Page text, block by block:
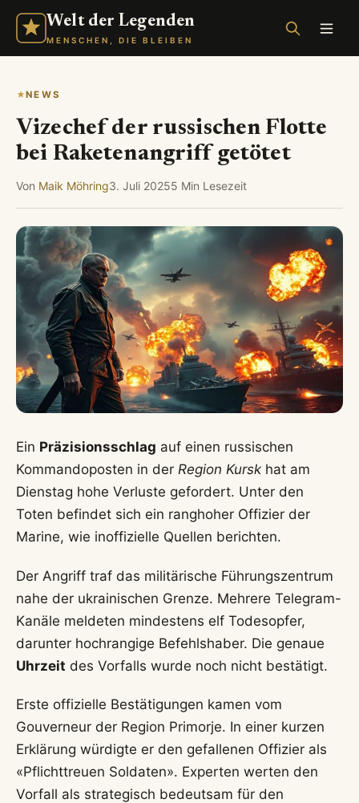
Welt der Legenden
MENSCHEN, DIE BLEIBEN
NEWS
Vizechef der russischen Flotte
bei Raketenangriff getötet
Von Maik Möhring3. Juli 20255 Min Lesezeit
Ein Präzisionsschlag auf einen russischen
Kommandoposten in der Region Kursk hat am
Dienstag hohe Verluste gefordert. Unter den
Toten befindet sich ein ranghoher Offizier der
Marine, wie inoffizielle Quellen berichten.
Der Angriff traf das militärische Führungszentrum
nahe der ukrainischen Grenze. Mehrere Telegram-
Kanäle meldeten mindestens elf Todesopfer,
darunter hochrangige Befehlshaber. Die genaue
Uhrzeit des Vorfalls wurde noch nicht bestätigt.
Erste offizielle Bestätigungen kamen vom
Gouverneur der Region Primorje. In einer kurzen
Erklärung würdigte er den gefallenen Offizier als
«Pflichttreuen Soldaten». Experten werten den
Vorfall als strategisch bedeutsam für den